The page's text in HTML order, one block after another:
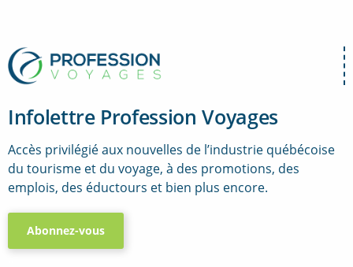
Infolettre Profession Voyages
Accès privilégié aux nouvelles de l’industrie québécoise
du tourisme et du voyage, à des promotions, des
emplois, des éductours et bien plus encore.
Abonnez-vous